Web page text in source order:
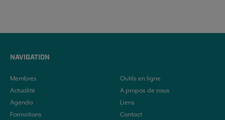
NAVIGATION
Membres
Actualité
Agenda
Formations
Outils en ligne
A propos de nous
Liens
Contact